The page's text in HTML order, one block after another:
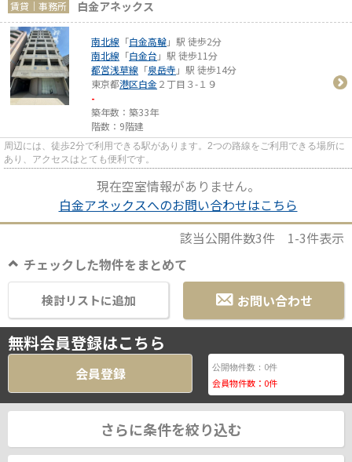
賃貸｜事務所 白金アネックス
南北線 「白金高輪」駅 徒歩2分
南北線 「白金台 」駅 徒歩11分
都営浅草線 「泉岳寺 」駅 徒歩14分
東京都港区白金 ２丁目３-１９
-
築年数：築33年
階数：9階建
周辺には、徒歩2分で利用できる駅があります。2つの路線をご利用できる場所に
あり、アクセスはとても便利です。
現在空室情報がありません。
白金アネックスへのお問い合わせはこちら
該当公開件数3件 1-3件表示
チェックした物件をまとめて
お問い合わせ
検討リストに追加
無料会員登録はこちら
会員登録 公開物件数： 0件
会員物件数： 0件
さらに条件を絞り込む